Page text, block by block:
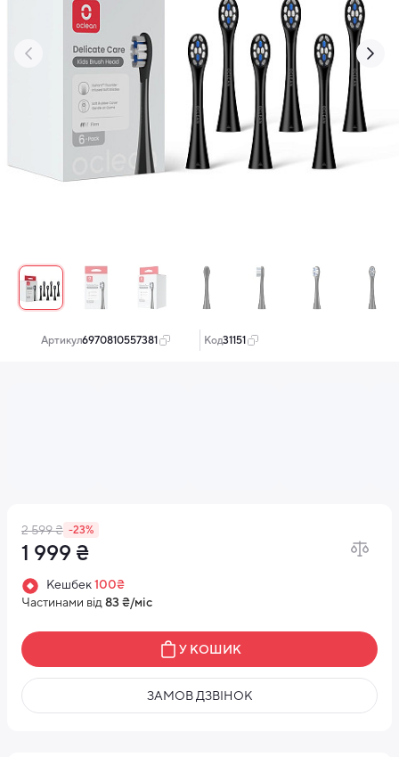
‹ ›
Артикул:6970810557381 Код:31151
2 599 ₴ -23%
1 999 ₴
У КОШИК
ЗАМОВ ДЗВІНОК
Кешбек100₴
Частинами від 83 ₴/міс